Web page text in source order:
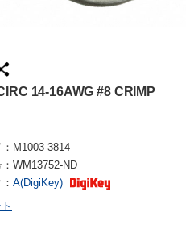
14-16AWG #8 CRIMP
M1003-3814
WM13752-ND
A(DigiKey)